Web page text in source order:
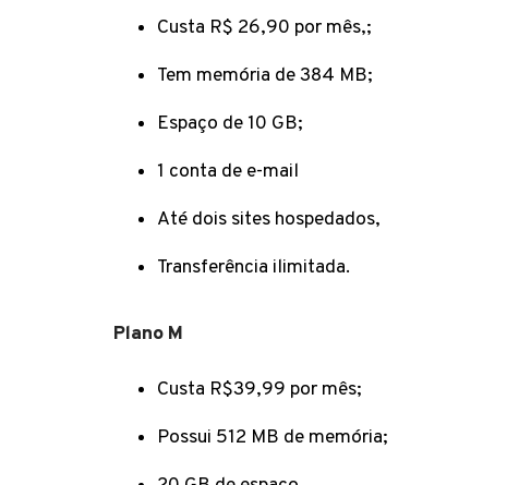
Custa R$ 26,90 por mês,;
Tem memória de 384 MB;
Espaço de 10 GB;
1 conta de e-mail
Até dois sites hospedados,
Transferência ilimitada.
Plano M
Custa R$39,99 por mês;
Possui 512 MB de memória;